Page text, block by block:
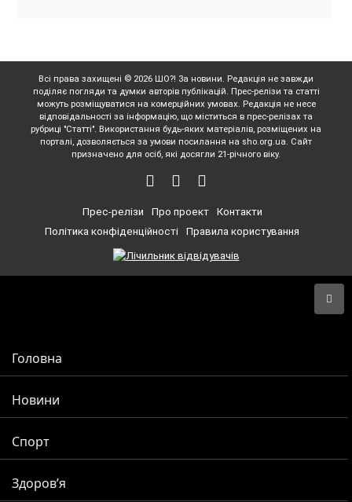
Всі права захищені © 2026 ШО?! За новини. Редакція не завжди
поділяє погляди та думки авторів публікацій. Прес-релізи та статті
можуть розміщуватися на комерційних умовах. Редакція не несе
відповідальності за інформацію, що міститься в прес-релізах та
рубриці "Статті". Використання будь-яких матеріалів, розміщених на
порталі, дозволяється за умови посилання на sho.org.ua. Сайт
призначено для осіб, які досягли 21-річного віку.
Прес-релізи Про проект
Контакти
Політика конфіденційності
Правила користування
Головна
Новини
Спорт
Здоров’я